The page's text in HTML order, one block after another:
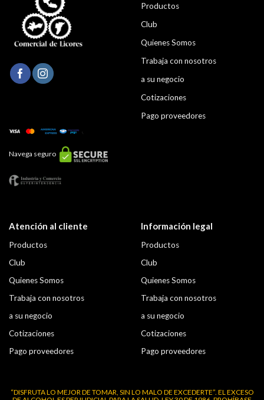
Navega seguro
Productos
Club
Quienes Somos
Trabaja con nosotros
a su negocio
Cotizaciones
Pago proveedores
Atención al cliente
Productos
Club
Quienes Somos
Trabaja con nosotros
a su negocio
Cotizaciones
Pago proveedores
Información legal
Productos
Club
Quienes Somos
Trabaja con nosotros
a su negocio
Cotizaciones
Pago proveedores
“DISFRUTA LO MEJOR DE TOMAR, SIN LO MALO DE EXCEDERTE”. EL EXCESO